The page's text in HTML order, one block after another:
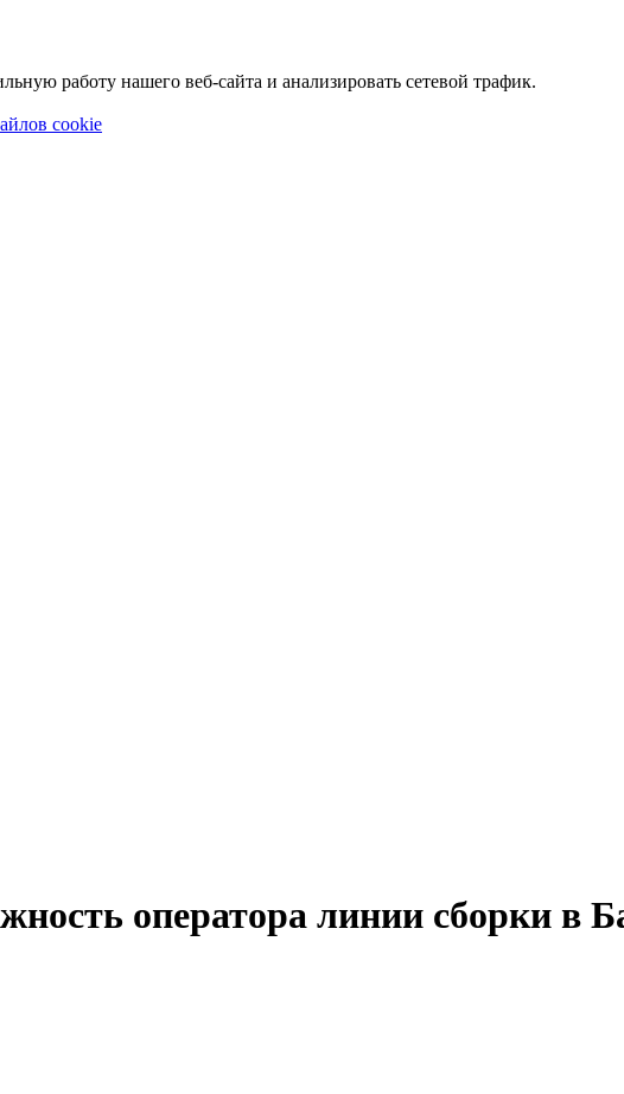
работу нашего веб-сайта и анализировать сетевой трафик.
cookie
оператора линии сборки в